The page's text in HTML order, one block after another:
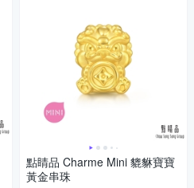
點睛品 Charme Mini 貔貅寶寶
黃金串珠